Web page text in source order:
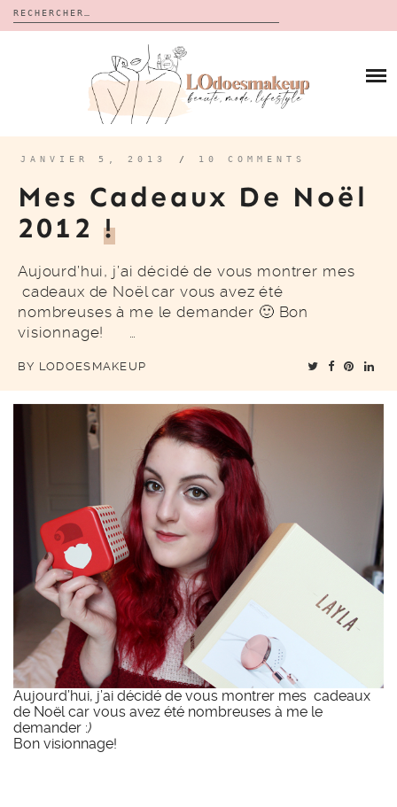
Rechercher :
CALENDRIERS DE L’AVENT
BON PLAN
À PROPOS
CONTACT
JANVIER 5, 2013 / 10 COMMENTS
Mes Cadeaux De Noël
2012 !
Aujourd’hui, j’ai décidé de vous montrer mes
cadeaux de Noël car vous avez été
nombreuses à me le demander 🙂 Bon
visionnage! …
BY LODOESMAKEUP
Aujourd’hui, j’ai décidé de vous montrer mes cadeaux
de Noël car vous avez été nombreuses à me le
demander :)
Bon visionnage!